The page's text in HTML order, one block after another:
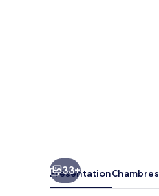
33+
PrésentationChambres